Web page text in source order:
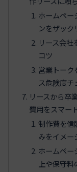
ホームペー
ンをザック
リース会
コツ
営業トーク
ス危険度チ
リースから卒
費用をスマー
制作費を信
みをイメー
ホームペー
上や保守料